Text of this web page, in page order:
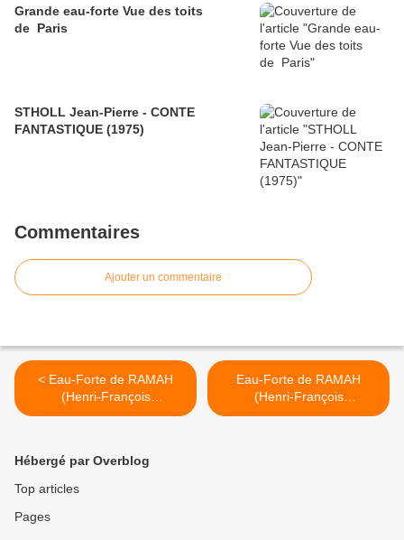
Grande eau-forte Vue des toits
de Paris
STHOLL Jean-Pierre - CONTE
FANTASTIQUE (1975)
Commentaires
Ajouter un commentaire
< Eau-Forte de RAMAH
(Henri-François
RAEMAEKERS, dit). - Réf
Eau-Forte de RAMAH
(Henri-François
RAEMAEKERS, dit). - Réf
Hébergé par Overblog
Top articles
Pages